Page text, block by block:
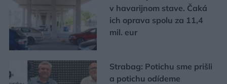
v havarijnom stave. Čaká
ich oprava spolu za 11,4
mil. eur
Strabag: Potichu sme prišli
a potichu odídeme